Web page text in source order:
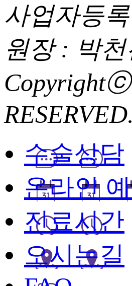
사업자등
원장 : 박천
Copyrightⓒ
RESERVED.
수술상담
온라인
진료시간
오시는길